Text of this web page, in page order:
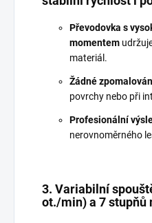
Převodovka s
momentem
materiál.
Žádné
povrchy nebo při
Profesionální
nerovnoměrného
3. Variabilní
ot./min) a 7 stupňů